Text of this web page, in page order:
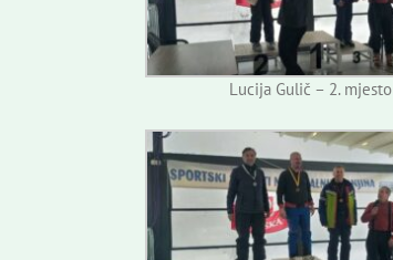
Lucija Gulič – 2. mjesto